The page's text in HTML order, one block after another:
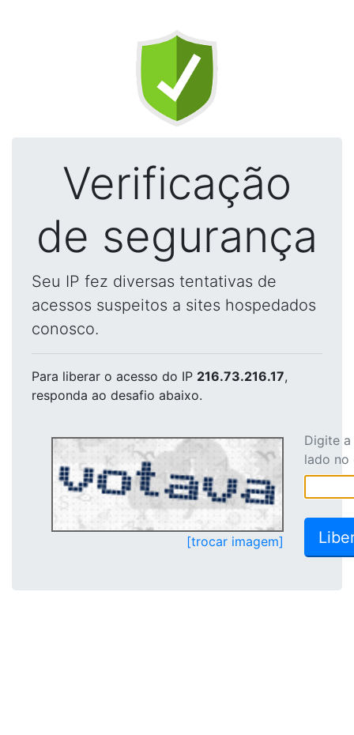
Verificação
de segurança
Seu IP fez diversas tentativas de
acessos suspeitos a sites hospedados
conosco.
Para liberar o acesso do IP 216.73.216.17,
responda ao desafio abaixo.
[trocar imagem]
Digite
lado no